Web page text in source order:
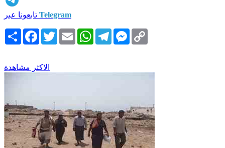
Telegram
انشر Facebook
TwitterEmail WhatsAppTelegramMessenger
الاكثر مشاهدة